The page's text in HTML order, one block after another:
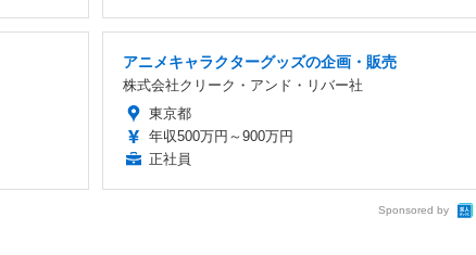
アニメキャラクターグッズの企画・販売
株式会社クリーク・アンド・リバー社
東京都
年収500万円～900万円
正社員
Sponsored by